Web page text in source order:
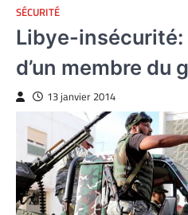
SÉCURITÉ
Libye-
d’un membre du
13 janvier 2014